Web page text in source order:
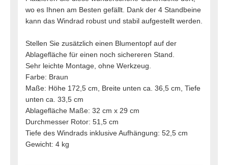
wo es Ihnen am Besten gefällt. Dank der 4 Standbeine
kann das Windrad robust und stabil aufgestellt werden.
Stellen Sie zusätzlich einen Blumentopf auf der
Ablagefläche für einen noch sichereren Stand.
Sehr leichte Montage, ohne Werkzeug.
Farbe: Braun
Maße: Höhe 172,5 cm, Breite unten ca. 36,5 cm, Tiefe
unten ca. 33,5 cm
Ablagefläche Maße: 32 cm x 29 cm
Durchmesser Rotor: 51,5 cm
Tiefe des Windrads inklusive Aufhängung: 52,5 cm
Gewicht: 4 kg